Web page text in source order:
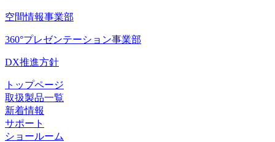
空間情報事業部
360°プレゼンテーション事業部
DX推進方針
トップページ
取扱製品一覧
新着情報
サポート
ショールーム